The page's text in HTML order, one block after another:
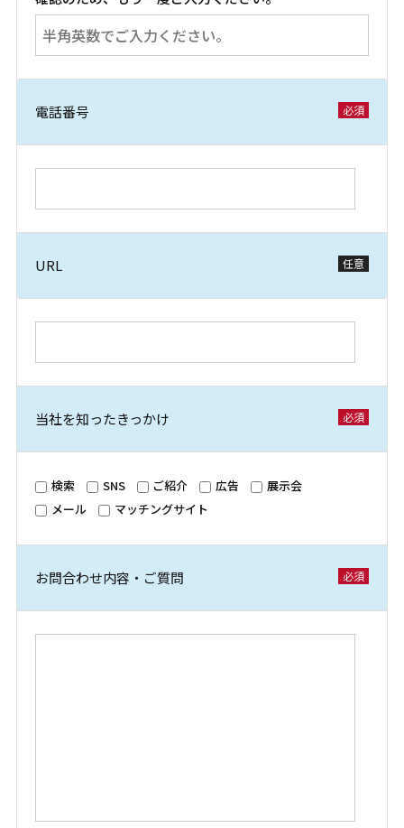
電話番号
URL
当社を知ったきっかけ
検索 SNS ご紹介 広告
展示会
メール
マッチングサイト
お問合わせ内容・ご質問